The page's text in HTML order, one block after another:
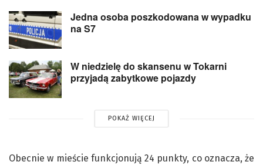
Jedna osoba poszkodowana w wypadku
na S7
W niedzielę do skansenu w Tokarni
przyjadą zabytkowe pojazdy
POKAŻ WIĘCEJ
Obecnie w mieście funkcjonują 24 punkty, co oznacza, że